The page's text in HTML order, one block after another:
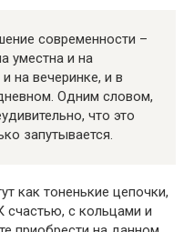
современности –
уместна и на
на вечеринке, и в
Одним словом,
что это
запутывается.
как тоненькие цепочки,
счастью, с кольцами и